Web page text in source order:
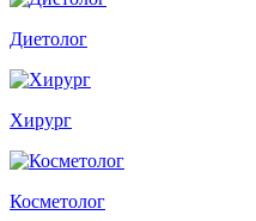
Диетолог
Хирург
Косметолог